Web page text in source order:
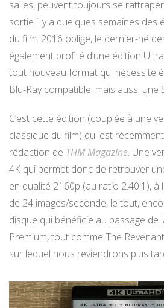
salles, peuvent toujours se
sortie il y a quelques semaines des
du film. 2016 oblige, le dernier-né
également profité d’une édition
tout nouveau format qui nécessite
Blu-Ray compatible, mais aussi une
C’est cette édition (couplée à une
classique du film) qui est
rédaction de THM Magazine. Une
4K qui permet donc de retrouver
en qualité 2160p (au ratio 2.40:1),
de 24 images/seconde, le tout,
disque qui bénéficie au passage
Premium, tout comme The
sur lequel nous reviendrons plus